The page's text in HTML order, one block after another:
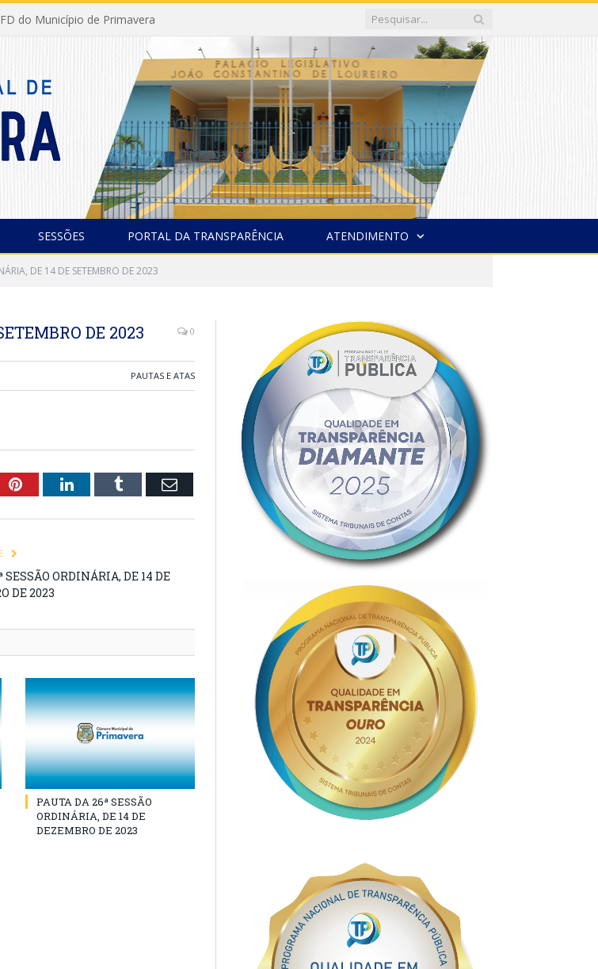
do Município de Primavera
SESSÕES PORTAL DA TRANSPARÊNCIA ATENDIMENTO
DE 14 DE SETEMBRO DE 2023
DE 2023 0
PAUTAS E ATAS
PinterestLinkedInTumblr Email
SESSÃO ORDINÁRIA, DE 14 DE
DE 2023
PAUTA DA 26ª SESSÃO
ORDINÁRIA, DE 14 DE
DEZEMBRO DE 2023